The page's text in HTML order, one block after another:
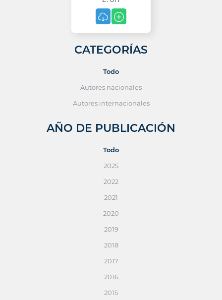
CATEGORÍAS
Todo
Autores nacionales
Autores internacionales
AÑO DE PUBLICACIÓN
Todo
2025
2022
2021
2020
2019
2018
2017
2016
2015